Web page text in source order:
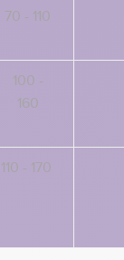
70 - 110
100 -
160
110 - 170